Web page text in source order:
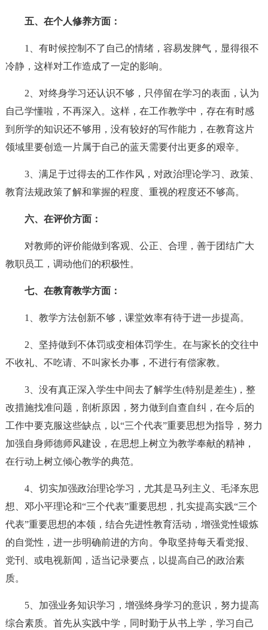
五、在个人修养方面：
1、有时候控制不了自己的情绪，容易发脾气，显得很不
冷静，这样对工作造成了一定的影响。
2、对终身学习还认识不够，只停留在学习的表面，认为
自己学懂啦，不再深入。这样，在工作教学中，存在有时感
到所学的知识还不够用，没有较好的写作能力，在教育这片
领域里要创造一片属于自己的蓝天需要付出更多的艰辛。
3、满足于过得去的工作作风，对政治理论学习、政策、
教育法规政策了解和掌握的程度、重视的程度还不够高。
六、在评价方面：
对教师的评价能做到客观、公正、合理，善于团结广大
教职员工，调动他们的积极性。
七、在教育教学方面：
1、教学方法创新不够，课堂效率有待于进一步提高。
2、坚持做到不体罚或变相体罚学生。在与家长的交往中
不收礼、不吃请、不叫家长办事，不进行有偿家教。
3、没有真正深入学生中间去了解学生(特别是差生)，整
改措施找准问题，剖析原因，努力做到自查自纠，在今后的
工作中要克服这些缺点，以“三个代表”重要思想为指导，努力
加强自身师德师风建设，在思想上树立为教学奉献的精神，
在行动上树立倾心教学的典范。
4、切实加强政治理论学习，尤其是马列主义、毛泽东思
想、邓小平理论和“三个代表”重要思想，扎实提高实践“三个
代表”重要思想的本领，结合先进性教育活动，增强党性锻炼
的自觉性，进一步明确前进的方向。争取坚持每天看党报、
党刊、或电视新闻，适当记录要点，以提高自己的政治素
质。
5、加强业务知识学习，增强终身学习的意识，努力提高
综合素质。首先从实践中学，同时勤于从书上学，学习自己